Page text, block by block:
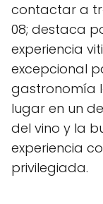
contactar a
08; destaca
experiencia
excepcional
gastronomía
lugar en un
del vino y la
experiencia
privilegiada.